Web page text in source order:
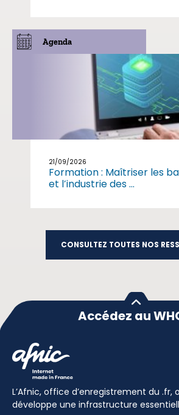
Agenda
21/09/2026
Formation : Maîtriser les
et l’industrie des ...
CONSULTEZ TOUTES NOS
Accédez au
L’Afnic, office d’enregistrement du
développe une infrastructure